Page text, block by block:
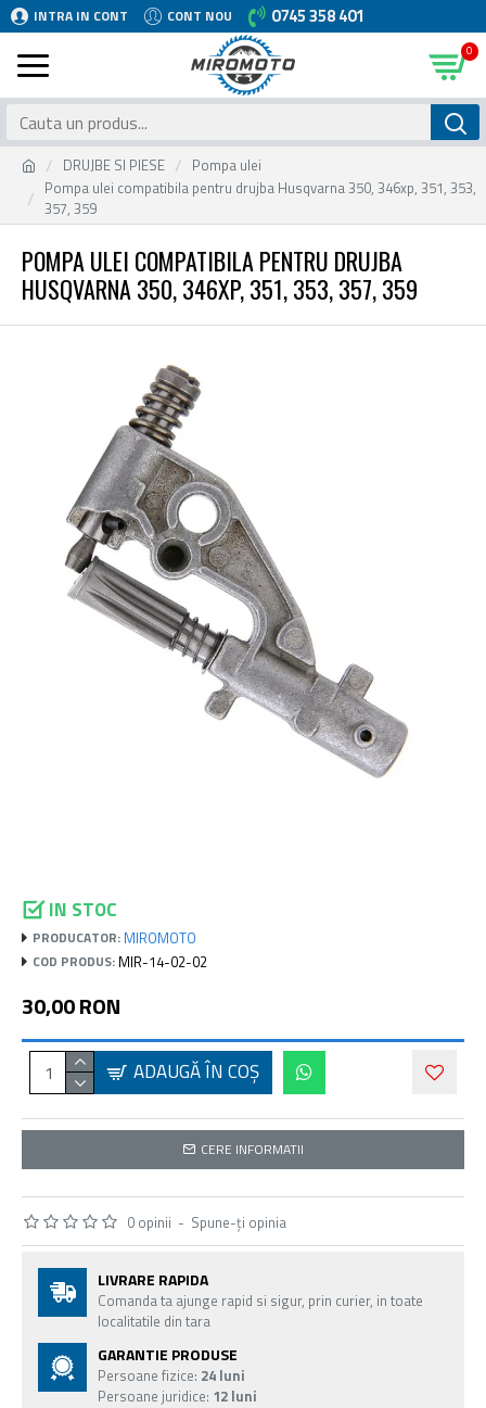
INTRA IN CONT CONT NOU 0745 358 401
0
DRUJBE SI PIESE
Pompa ulei
Pompa ulei compatibila pentru drujba Husqvarna 350, 346xp, 351, 353,
357, 359
POMPA ULEI COMPATIBILA PENTRU DRUJBA
HUSQVARNA 350, 346XP, 351, 353, 357, 359
IN STOC
PRODUCATOR: MIROMOTO
COD PRODUS: MIR-14-02-02
0 opinii - Spune-ţi opinia
30,00 RON
ADAUGĂ ÎN COŞ
CERE INFORMATII
LIVRARE RAPIDA
Comanda ta ajunge rapid si sigur, prin curier, in toate
localitatile din tara
GARANTIE PRODUSE
Persoane fizice: 24 luni
Persoane juridice: 12 luni